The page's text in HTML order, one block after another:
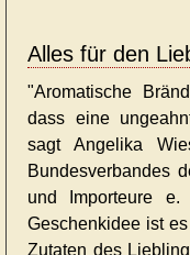
Alles für den
"Aromatische
dass eine
sagt Angelika
Bundesverbandes
und Importeure
Geschenkidee ist
Zutaten des